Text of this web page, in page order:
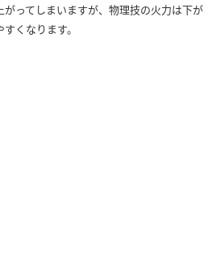
ってしまいますが、物理技の火力は下が
くなります。